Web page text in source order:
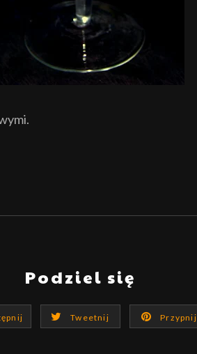
Podziel się
Tweetnij Przypnij